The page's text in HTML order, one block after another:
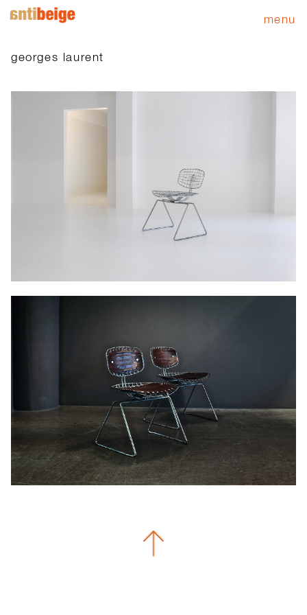
menu
georges laurent